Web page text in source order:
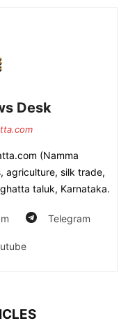
Desk
(Namma
agriculture, silk trade,
taluk, Karnataka.
Telegram